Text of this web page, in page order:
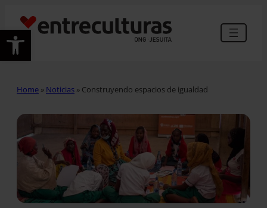
Abrir barra de herramientas
Home » Noticias » Construyendo espacios de igualdad